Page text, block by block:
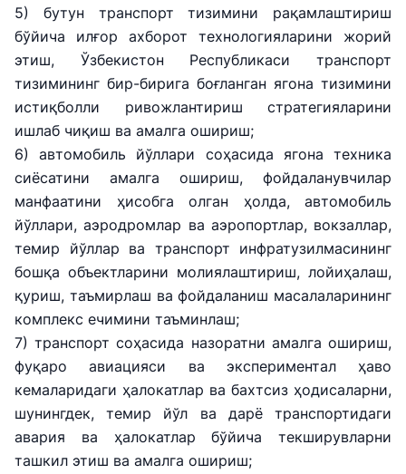
5) бутун транспорт тизимини рақамлаштириш
бўйича илғор ахборот технологияларини жорий
этиш, Ўзбекистон Республикаси транспорт
тизимининг бир-бирига боғланган ягона тизимини
истиқболли ривожлантириш стратегияларини
ишлаб чиқиш ва амалга ошириш;
6) автомобиль йўллари соҳасида ягона техника
сиёсатини амалга ошириш, фойдаланувчилар
манфаатини ҳисобга олган ҳолда, автомобиль
йўллари, аэродромлар ва аэропортлар, вокзаллар,
темир йўллар ва транспорт инфратузилмасининг
бошқа объектларини молиялаштириш, лойиҳалаш,
қуриш, таъмирлаш ва фойдаланиш масалаларининг
комплекс ечимини таъминлаш;
7) транспорт соҳасида назоратни амалга ошириш,
фуқаро авиацияси ва экспериментал ҳаво
кемаларидаги ҳалокатлар ва бахтсиз ҳодисаларни,
шунингдек, темир йўл ва дарё транспортидаги
авария ва ҳалокатлар бўйича текширувларни
ташкил этиш ва амалга ошириш;